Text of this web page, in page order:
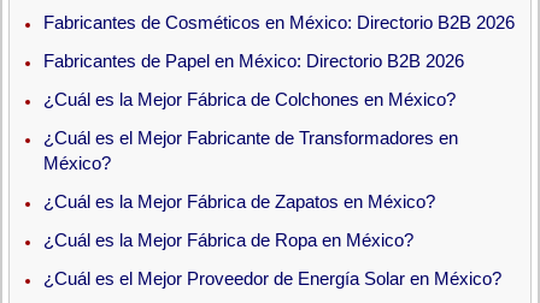
Fabricantes de Cosméticos en México: Directorio B2B 2026
Fabricantes de Papel en México: Directorio B2B 2026
¿Cuál es la Mejor Fábrica de Colchones en México?
¿Cuál es el Mejor Fabricante de Transformadores en
México?
¿Cuál es la Mejor Fábrica de Zapatos en México?
¿Cuál es la Mejor Fábrica de Ropa en México?
¿Cuál es el Mejor Proveedor de Energía Solar en México?